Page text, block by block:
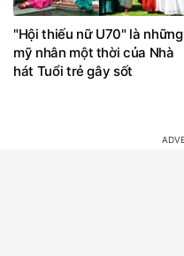
"Hội thiếu nữ U70" là những
mỹ nhân một thời của Nhà
hát Tuổi trẻ gây sốt